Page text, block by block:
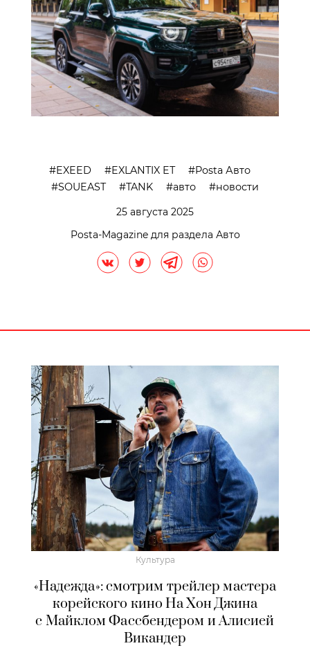
EXEED EXLANTIX EТ
Posta Авто
SOUEAST
TANK авто
новости
25 августа 2025
Posta-Magazine для раздела Авто
Культура
«Надежда»: смотрим трейлер мастера
корейского кино На Хон Джина
с Майклом Фассбендером и Алисией
Викандер